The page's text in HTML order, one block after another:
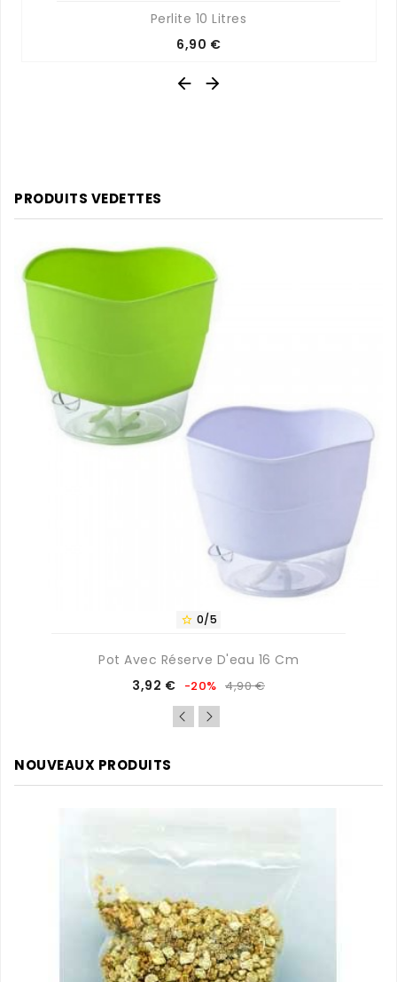
Perlite 10 Litres
Prix
6,90 €
 
PRODUITS VEDETTES
 0/5
Pot Avec Réserve D'eau 16 Cm
Prix
3,92 € Prix
de
base
-20% 4,90 €
NOUVEAUX PRODUITS